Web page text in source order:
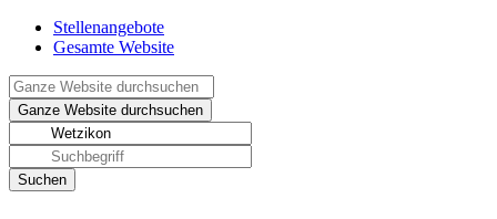
Stellenangebote
Gesamte Website